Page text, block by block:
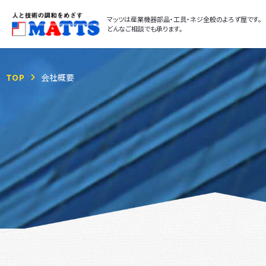
マッツは産業機器部品・工具・ネジ全般のよろず屋です。
どんなご相談でも承ります。
TOP 会社概要